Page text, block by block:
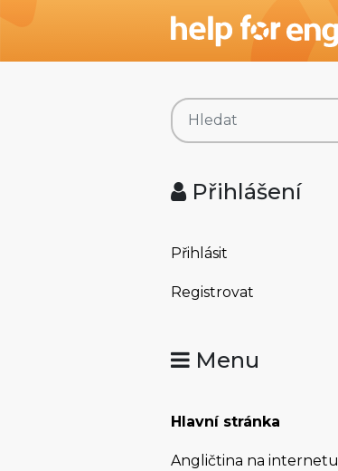
Přihlášení
Přihlásit
Registrovat
Menu
Hlavní stránka
Angličtina na internetu